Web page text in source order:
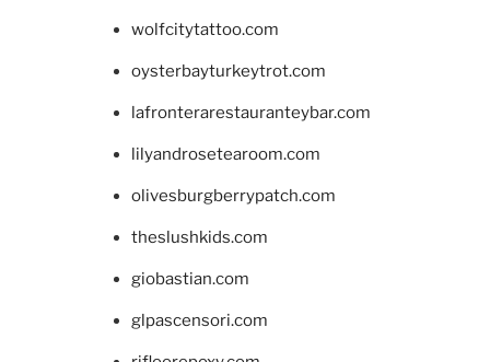
wolfcitytattoo.com
oysterbayturkeytrot.com
lafronterarestauranteybar.com
lilyandrosetearoom.com
olivesburgberrypatch.com
theslushkids.com
giobastian.com
glpascensori.com